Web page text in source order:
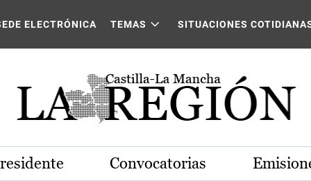
La Mancha
ELECTRÓNICA TEMAS SITUACIONES
Convocatorias